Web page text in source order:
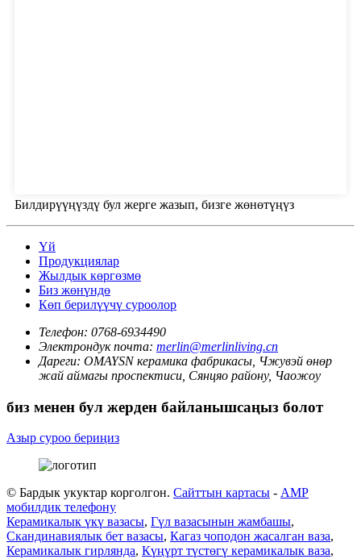
Билдирүүңүздү бул жерге жазып, бизге жөнөтүңүз
Үй
Продукциялар
Жылдык көргөзмө
Биз жөнүндө
Көп берилүүчү суроолор
Телефон: 0768-6934490
Электрондук почта: merlin@merlinliving.cn
Дареги: OMAYSN керамика фабрикасы, Чжувэй өнөр
жай аймагы проспектиси, Сянцяо району, Чаожоу
биз менен бул жерден байланышсаңыз болот
Азыр суроо бериңиз
© Бардык укуктар корголгон. Сайттын картасы - AMP
мобилдик телефону
Керамикалык үкү вазасы, Гүл вазасынын жамбашы,
Скандинавиялык бет вазасы, Кагаз чоподон жасалган ваза,
Керамикалык гирлянда, Күңүрт түстөгү керамикалык ваза,